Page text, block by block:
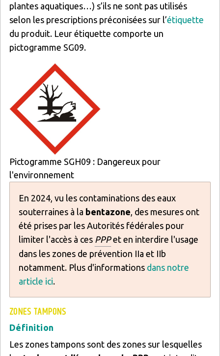
plantes aquatiques…) s’ils ne sont pas utilisés
selon les prescriptions préconisées sur l’étiquette
du produit. Leur étiquette comporte un
pictogramme SG09.
Pictogramme SGH09 : Dangereux pour
l'environnement
En 2024, vu les contaminations des eaux
souterraines à la bentazone , des mesures ont
été prises par les Autorités fédérales pour
limiter l'accès à ces PPPet en interdire l'usage
dans les zones de prévention IIa et IIb
notamment. Plus d'informations dans notre
article ici.
ZONES TAMPONS
Définition
Les zones tampons sont des zones sur lesquelles